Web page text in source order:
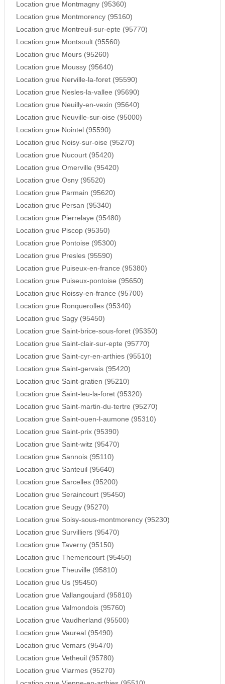
Location grue Montmagny (95360)
Location grue Montmorency (95160)
Location grue Montreuil-sur-epte (95770)
Location grue Montsoult (95560)
Location grue Mours (95260)
Location grue Moussy (95640)
Location grue Nerville-la-foret (95590)
Location grue Nesles-la-vallee (95690)
Location grue Neuilly-en-vexin (95640)
Location grue Neuville-sur-oise (95000)
Location grue Nointel (95590)
Location grue Noisy-sur-oise (95270)
Location grue Nucourt (95420)
Location grue Omerville (95420)
Location grue Osny (95520)
Location grue Parmain (95620)
Location grue Persan (95340)
Location grue Pierrelaye (95480)
Location grue Piscop (95350)
Location grue Pontoise (95300)
Location grue Presles (95590)
Location grue Puiseux-en-france (95380)
Location grue Puiseux-pontoise (95650)
Location grue Roissy-en-france (95700)
Location grue Ronquerolles (95340)
Location grue Sagy (95450)
Location grue Saint-brice-sous-foret (95350)
Location grue Saint-clair-sur-epte (95770)
Location grue Saint-cyr-en-arthies (95510)
Location grue Saint-gervais (95420)
Location grue Saint-gratien (95210)
Location grue Saint-leu-la-foret (95320)
Location grue Saint-martin-du-tertre (95270)
Location grue Saint-ouen-l-aumone (95310)
Location grue Saint-prix (95390)
Location grue Saint-witz (95470)
Location grue Sannois (95110)
Location grue Santeuil (95640)
Location grue Sarcelles (95200)
Location grue Seraincourt (95450)
Location grue Seugy (95270)
Location grue Soisy-sous-montmorency (95230)
Location grue Survilliers (95470)
Location grue Taverny (95150)
Location grue Themericourt (95450)
Location grue Theuville (95810)
Location grue Us (95450)
Location grue Vallangoujard (95810)
Location grue Valmondois (95760)
Location grue Vaudherland (95500)
Location grue Vaureal (95490)
Location grue Vemars (95470)
Location grue Vetheuil (95780)
Location grue Viarmes (95270)